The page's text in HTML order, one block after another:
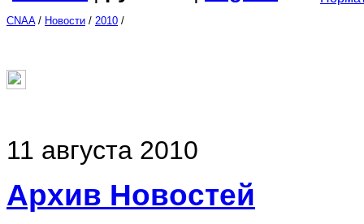
CNAA/ Новости / 2010 /
11 августа 2010
Архив Новостей